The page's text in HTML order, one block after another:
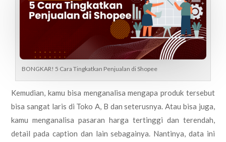
BONGKAR! 5 Cara Tingkatkan Penjualan di Shopee
Kemudian, kamu bisa menganalisa mengapa produk tersebut
bisa sangat laris di Toko A, B dan seterusnya. Atau bisa juga,
kamu menganalisa pasaran harga tertinggi dan terendah,
detail pada caption dan lain sebagainya. Nantinya, data ini